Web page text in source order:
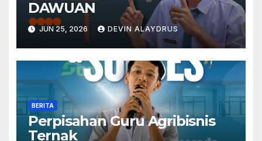
DAWUAN
JUN 25, 2026 DEVIN ALAYDRUS
BERITA
Perpisahan Guru Agribisnis
Ternak